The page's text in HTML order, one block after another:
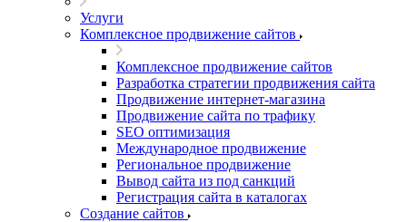
Услуги
Комплексное продвижение сайтов
Комплексное продвижение сайтов
Разработка стратегии продвижения сайта
Продвижение интернет-магазина
Продвижение сайта по трафику
SEO оптимизация
Международное продвижение
Региональное продвижение
Вывод сайта из под санкций
Регистрация сайта в каталогах
Создание сайтов